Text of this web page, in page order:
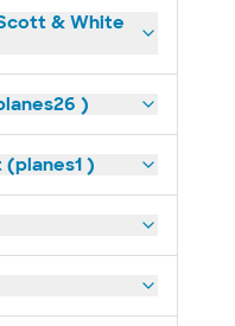
& White
)
)